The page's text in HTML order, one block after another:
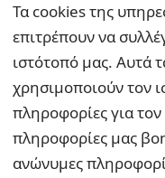
Τα cookies της
επιτρέπουν να
ιστότοπό μας. Αυτά
χρησιμοποιούν τον
πληροφορίες για
πληροφορίες μας
ανώνυμες